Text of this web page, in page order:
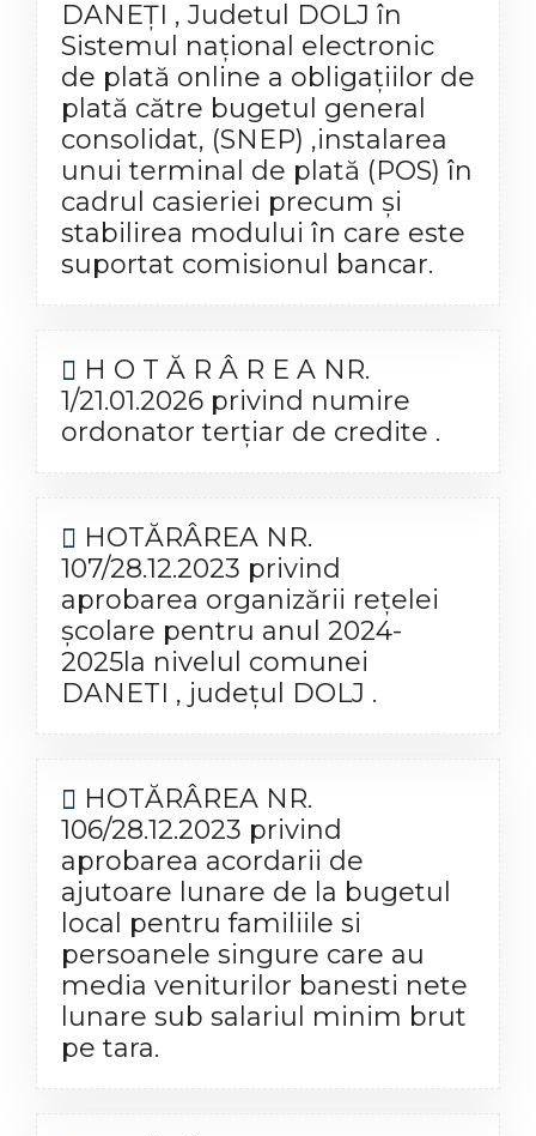
DANEȚI , Judetul DOLJ în
Sistemul național electronic
de plată online a obligațiilor de
plată către bugetul general
consolidat, (SNEP) ,instalarea
unui terminal de plată (POS) în
cadrul casieriei precum şi
stabilirea modului în care este
suportat comisionul bancar.
H O T Ă R Â R E A NR.
1/21.01.2026 privind numire
ordonator terţiar de credite .
HOTĂRÂREA NR.
107/28.12.2023 privind
aprobarea organizării reţelei
şcolare pentru anul 2024-
2025la nivelul comunei
DANETI , judeţul DOLJ .
HOTĂRÂREA NR.
106/28.12.2023 privind
aprobarea acordarii de
ajutoare lunare de la bugetul
local pentru familiile si
persoanele singure care au
media veniturilor banesti nete
lunare sub salariul minim brut
pe tara.